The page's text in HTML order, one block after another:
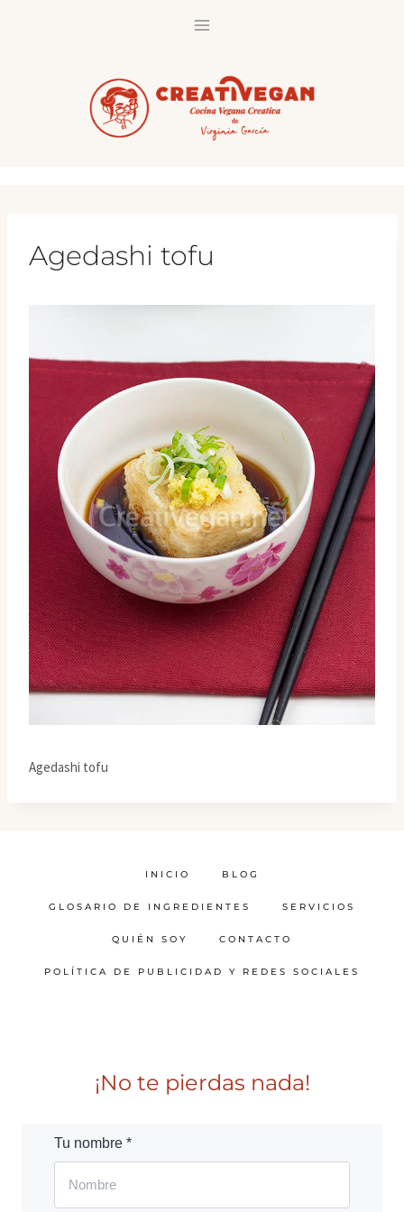
Agedashi tofu
Agedashi tofu
INICIO BLOG
GLOSARIO DE INGREDIENTES SERVICIOS
QUIÉN SOY CONTACTO
POLÍTICA DE PUBLICIDAD Y REDES SOCIALES
¡No te pierdas nada!
Tu nombre *